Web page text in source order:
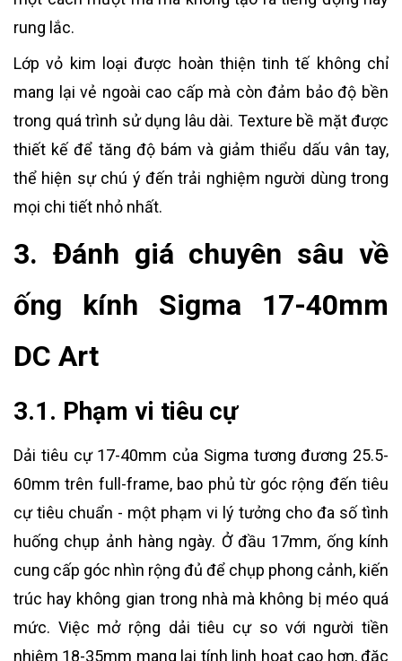
rung lắc.
Lớp vỏ kim loại được hoàn thiện tinh tế không chỉ
mang lại vẻ ngoài cao cấp mà còn đảm bảo độ bền
trong quá trình sử dụng lâu dài. Texture bề mặt được
thiết kế để tăng độ bám và giảm thiểu dấu vân tay,
thể hiện sự chú ý đến trải nghiệm người dùng trong
mọi chi tiết nhỏ nhất.
3. Đánh giá chuyên sâu về
ống kính Sigma 17-40mm
DC Art
3.1. Phạm vi tiêu cự
Dải tiêu cự 17-40mm của Sigma tương đương 25.5-
60mm trên full-frame, bao phủ từ góc rộng đến tiêu
cự tiêu chuẩn - một phạm vi lý tưởng cho đa số tình
huống chụp ảnh hàng ngày. Ở đầu 17mm, ống kính
cung cấp góc nhìn rộng đủ để chụp phong cảnh, kiến
trúc hay không gian trong nhà mà không bị méo quá
mức. Việc mở rộng dải tiêu cự so với người tiền
nhiệm 18-35mm mang lại tính linh hoạt cao hơn, đặc